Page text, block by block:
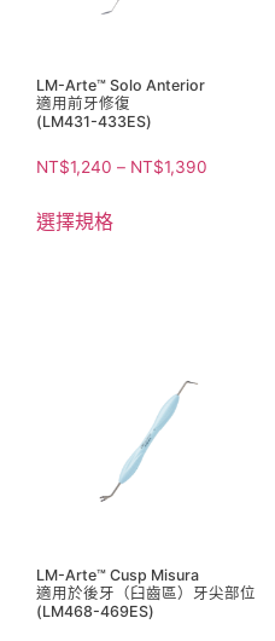
LM-Arte™ Solo Anterior
適用前牙修復
(LM431-433ES)
NT$1,240 – NT$1,390
選擇規格
LM-Arte™ Cusp Misura
適用於後牙（臼齒區）牙尖部位
(LM468-469ES)